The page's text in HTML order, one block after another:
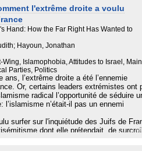
1993). L’enseignement de la Shoah
est assimilé à un combat. Une
Pain (1992) sur la régulation de la
arts martiaux émerge : combattant
com-battant émotif, ou témoin
enseignantes qui se dégagent de cette
autant que possible élargie aux
; frères/soeurs ; parents/ enfants ; etc.)
des processus de la transmission
de restituer les modes de
familiale et de construction d'une
bien que par rapport à la mémoire
parcours migratoire complexe. Cette
fait et la manière d'être juif" (A.
aux identités multiples,
et culturelle multiple et de mémoires
l'extrême droite a voulu
Hand: How the Far Right Has Wanted to
Hayoun, Jonathan
Islamophobia, Attitudes to Israel, Main
Parties, Politics
ans, l’extrême droite a été l’ennemie
Or, certains leaders extrémistes ont
radical l’opportunité de séduire
l’islamisme n’était-il pas un ennemi
surfer sur l'inquiétude des Juifs de
dont elle prétendait, de